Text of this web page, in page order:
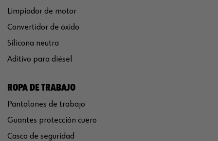
Limpiador de motor
Convertidor de óxido
Silicona neutra
Aditivo para diésel
ROPA DE TRABAJO
Pantalones de trabajo
Guantes protección cuero
Casco de seguridad